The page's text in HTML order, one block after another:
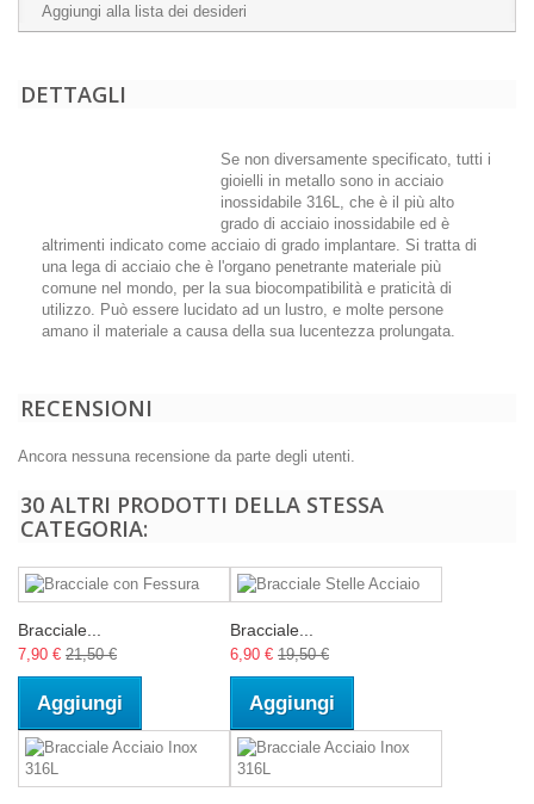
Aggiungi alla lista dei desideri
DETTAGLI
Se non diversamente specificato, tutti i
gioielli in metallo sono in acciaio
inossidabile 316L, che è il più alto
grado di acciaio inossidabile ed è
altrimenti indicato come acciaio di grado implantare. Si tratta di
una lega di acciaio che è l'organo penetrante materiale più
comune nel mondo, per la sua biocompatibilità e praticità di
utilizzo. Può essere lucidato ad un lustro, e molte persone
amano il materiale a causa della sua lucentezza prolungata.
RECENSIONI
Ancora nessuna recensione da parte degli utenti.
30 ALTRI PRODOTTI DELLA STESSA
CATEGORIA:
Bracciale...
7,90 € 21,50 €
Aggiungi
Bracciale...
6,90 € 19,50 €
Aggiungi